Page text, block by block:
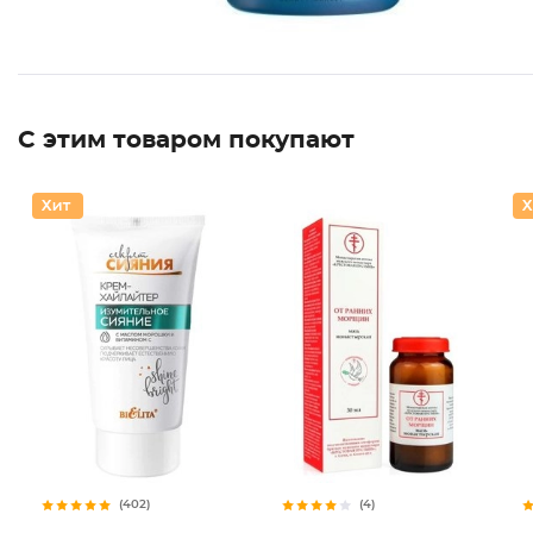
С этим товаром покупают
(402) (4)